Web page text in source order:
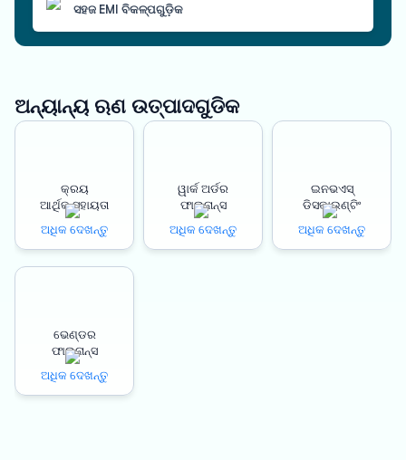
ସହଜ EMI ବିକଳ୍ପଗୁଡ଼ିକ
ଅନ୍ୟାନ୍ୟ ଋଣ ଉତ୍ପାଦଗୁଡିକ
କ୍ରୟ
ଆର୍ଥିକ ସହାୟତା
ଅଧିକ ଦେଖନ୍ତୁ
ୱାର୍କ ଅର୍ଡର
ଫାଇନାନ୍ସ
ଅଧିକ ଦେଖନ୍ତୁ
ଇନଭଏସ୍
ଡିସକାଉଣ୍ଟିଂ
ଅଧିକ ଦେଖନ୍ତୁ
ଭେଣ୍ଡର
ଫାଇନାନ୍ସ
ଅଧିକ ଦେଖନ୍ତୁ